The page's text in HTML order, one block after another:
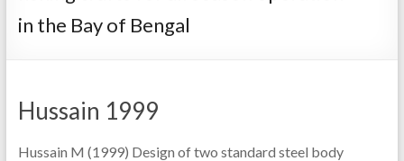
in the Bay of Bengal
Hussain 1999
Hussain M (1999) Design of two standard steel body